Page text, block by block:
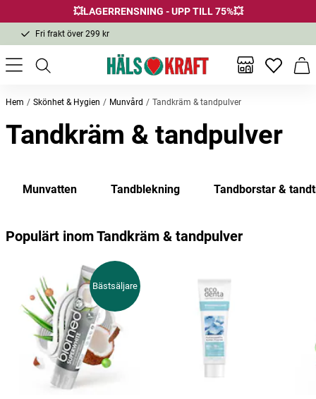
💥LAGERRENSNING - UPP TILL 75%💥
Fri frakt över 299 kr
1-3 dagars leverans
Samma pris i butik & online
Fri frakt över 299 kr
Inga
Hem Skönhet & Hygien Munvård Tandkräm & tandpulver
Tandkräm & tandpulver
Munvatten Tandblekning Tandborstar &
Populärt inom Tandkräm & tandpulver
Bästsäljare